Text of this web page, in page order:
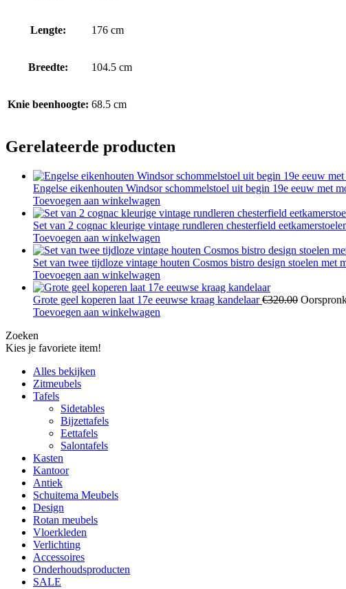
Lengte: 176 cm
Breedte: 104.5 cm
Knie beenhoogte: 68.5 cm
Gerelateerde producten
Engelse eikenhouten Windsor schommelstoel uit begin 19e eeuw met
Toevoegen aan winkelwagen
Set van 2 cognac kleurige vintage rundleren chesterfield
Toevoegen aan winkelwagen
Set van twee tijdloze vintage houten Cosmos bistro design stoelen met
Toevoegen aan winkelwagen
Grote geel koperen laat 17e eeuwse kraag kandelaar€320.00
Toevoegen aan winkelwagen
Zoeken
Kies je favoriete item!
Alles bekijken
Zitmeubels
Tafels
Sidetables
Bijzettafels
Eettafels
Salontafels
Kasten
Kantoor
Antiek
Schuitema Meubels
Design
Rotan meubels
Vloerkleden
Verlichting
Accessoires
Onderhoudsproducten
SALE